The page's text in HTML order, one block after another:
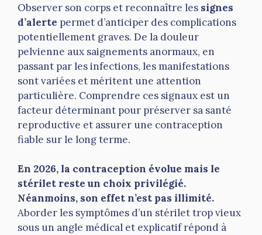
Observer son corps et reconnaître les signes
d’alerte permet d’anticiper des complications
potentiellement graves. De la douleur
pelvienne aux saignements anormaux, en
passant par les infections, les manifestations
sont variées et méritent une attention
particulière. Comprendre ces signaux est un
facteur déterminant pour préserver sa santé
reproductive et assurer une contraception
fiable sur le long terme.
En 2026, la contraception évolue mais le
stérilet reste un choix privilégié.
Néanmoins, son effet n’est pas illimité.
Aborder les symptômes d’un stérilet trop vieux
sous un angle médical et explicatif répond à